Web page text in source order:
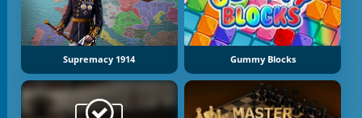
Supremacy 1914 Gummy Blocks